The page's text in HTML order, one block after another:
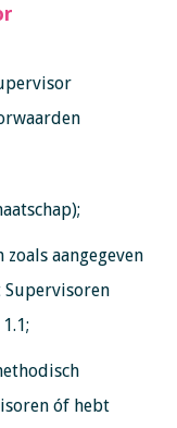
aangegeven
Supervisoren
óf hebt